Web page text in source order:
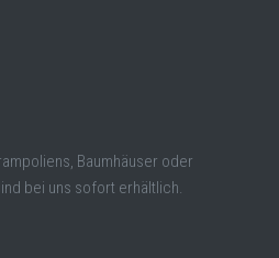
Baumhäuser oder
bei uns sofort erhältlich.